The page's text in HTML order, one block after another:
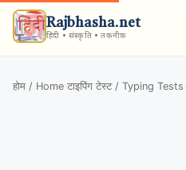
Rajbhasha.net
हिंदी • संस्कृति • तकनीक
होम / Home टाइपिंग टेस्ट / Typing Tests